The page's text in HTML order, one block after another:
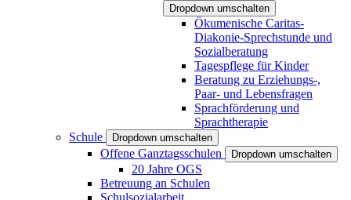
Dropdown umschalten
Ökumenische Caritas-
Diakonie-Sprechstunde und
Sozialberatung
Tagespflege für Kinder
Beratung zu Erziehungs-,
Paar- und Lebensfragen
Sprachförderung und
Sprachtherapie
Schule
Dropdown umschalten
Offene Ganztagsschulen Dropdown umschalten
20 Jahre OGS
Betreuung an Schulen
Schulsozialarbeit